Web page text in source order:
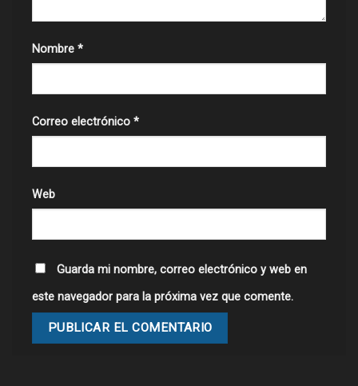
Nombre *
Correo electrónico *
Web
Guarda mi nombre, correo electrónico y web en
este navegador para la próxima vez que comente.